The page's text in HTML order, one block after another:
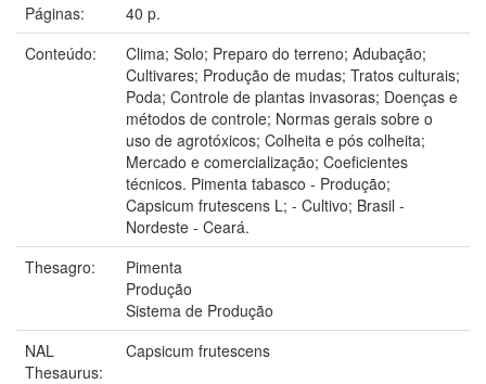
Páginas:
40 p.
Conteúdo:
Clima; Solo; Preparo do terreno; Adubação;
Cultivares; Produção de mudas; Tratos culturais;
Poda; Controle de plantas invasoras; Doenças e
métodos de controle; Normas gerais sobre o
uso de agrotóxicos; Colheita e pós colheita;
Mercado e comercialização; Coeficientes
técnicos. Pimenta tabasco - Produção;
Capsicum frutescens L; - Cultivo; Brasil -
Nordeste - Ceará.
Thesagro:
Pimenta
Produção
Sistema de Produção
NAL
Thesaurus:
Capsicum frutescens